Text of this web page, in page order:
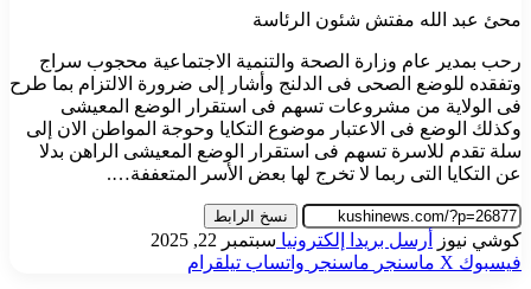
محئ عبد الله مفتش شئون الرئاسة
رحب بمدير عام وزارة الصحة والتنمية الاجتماعية محجوب سراج
وتفقده للوضع الصحى فى الدلنج وأشار إلى ضرورة الالتزام بما طرح
فى الولاية من مشروعات تسهم فى استقرار الوضع المعيشى
وكذلك الوضع فى الاعتبار موضوع التكايا وحوجة المواطن الان إلى
سلة تقدم للاسرة تسهم فى استقرار الوضع المعيشى الراهن بدلا
عن التكايا التى ربما لا تخرج لها بعض الأسر المتعففة….
نسخ الرابط
كوشي نيوز أرسل بريدا إلكترونيا سبتمبر 22, 2025
فيسبوك ‫X ماسنجر ماسنجر واتساب تيلقرام